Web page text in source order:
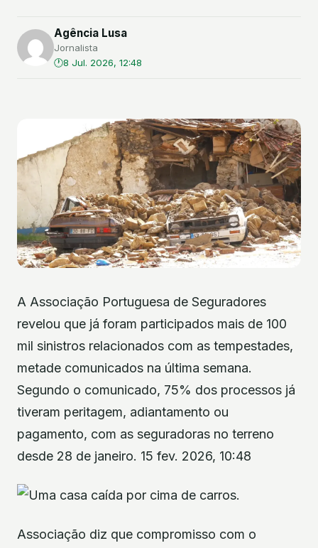
Agência Lusa
Jornalista
8 Jul. 2026, 12:48
A Associação Portuguesa de Seguradores
revelou que já foram participados mais de 100
mil sinistros relacionados com as tempestades,
metade comunicados na última semana.
Segundo o comunicado, 75% dos processos já
tiveram peritagem, adiantamento ou
pagamento, com as seguradoras no terreno
desde 28 de janeiro. 15 fev. 2026, 10:48
Associação diz que compromisso com o